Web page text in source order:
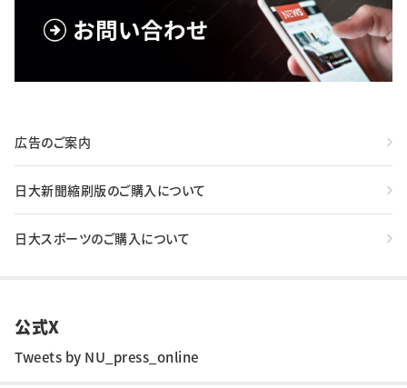
広告のご案内
日大新聞縮刷版のご購入について
日大スポーツのご購入について
公式X
Tweets by NU_press_online